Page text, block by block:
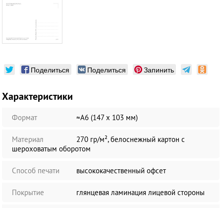
Поделиться Поделиться Запинить
Характеристики
Формат ≈А6 (147 х 103 мм)
Материал
270 гр/м², белоснежный картон с
шероховатым оборотом
Способ печати высококачественный офсет
Покрытие глянцевая ламинация лицевой стороны